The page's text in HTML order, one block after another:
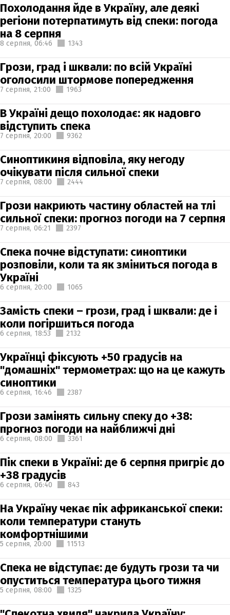
Похолодання йде в Україну, але деякі
регіони потерпатимуть від спеки: погода
на 8 серпня
8 серпня, 06:46 1343
Грози, град і шквали: по всій Україні
оголосили штормове попередження
7 серпня, 21:00 1963
В Україні дещо похолодає: як надовго
відступить спека
7 серпня, 20:00 9362
Синоптикиня відповіла, яку негоду
очікувати після сильної спеки
7 серпня, 08:00 2444
Грози накриють частину областей на тлі
сильної спеки: прогноз погоди на 7 серпня
7 серпня, 06:21 2397
Спека почне відступати: синоптики
розповіли, коли та як зміниться погода в
Україні
6 серпня, 20:00 1065
Замість спеки – грози, град і шквали: де і
коли погіршиться погода
6 серпня, 18:53 2132
Українці фіксують +50 градусів на
"домашніх" термометрах: що на це кажуть
синоптики
6 серпня, 16:46 2387
Грози замінять сильну спеку до +38:
прогноз погоди на найближчі дні
6 серпня, 08:00 3361
Пік спеки в Україні: де 6 серпня пригріє до
+38 градусів
6 серпня, 06:40 843
На Україну чекає пік африканської спеки:
коли температури стануть
комфортнішими
5 серпня, 20:00 11513
Спека не відступає: де будуть грози та чи
опуститься температура цього тижня
5 серпня, 08:00 1325